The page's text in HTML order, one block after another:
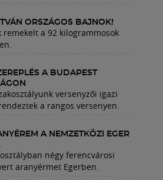
ORSZÁGOS BAJNOK!
remekelt a 92 kilogrammosok
A BUDAPEST
versenyzői igazi
a rangos versenyen.
A NEMZETKÖZI EGER
négy ferencvárosi
aranyérmet Egerben.